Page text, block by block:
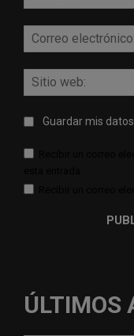
Guardar mis
ÚLTIMOS